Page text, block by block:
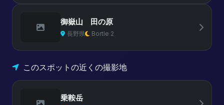
御嶽山 田の原
長野県 Bortle 2
このスポットの近くの撮影地
乗鞍岳